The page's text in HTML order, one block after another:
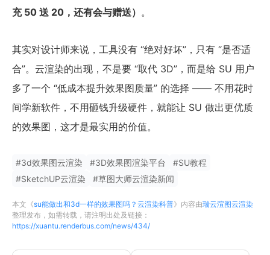
充 50 送 20，还有会与赠送） 。
其实对设计师来说，工具没有 “绝对好坏”，只有 “是否适
合”。云渲染的出现，不是要 “取代 3D”，而是给 SU 用户
多了一个 “低成本提升效果图质量” 的选择 —— 不用花时
间学新软件，不用砸钱升级硬件，就能让 SU 做出更优质
的效果图，这才是最实用的价值。
#3d效果图云渲染 #3D效果图渲染平台 #SU教程
#SketchUP云渲染 #草图大师云渲染新闻
本文《su能做出和3d一样的效果图吗？云渲染科普》内容由瑞云渲图云渲染
整理发布，如需转载，请注明出处及链接：
https://xuantu.renderbus.com/news/434/